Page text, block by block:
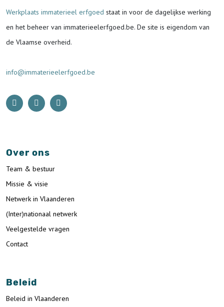
Werkplaats immaterieel erfgoed staat in voor de dagelijkse werking
en het beheer van immaterieelerfgoed.be. De site is eigendom van
de Vlaamse overheid.
info@immaterieelerfgoed.be
Over ons
Team & bestuur
Missie & visie
Netwerk in Vlaanderen
(Inter)nationaal netwerk
Veelgestelde vragen
Contact
Beleid
Beleid in Vlaanderen